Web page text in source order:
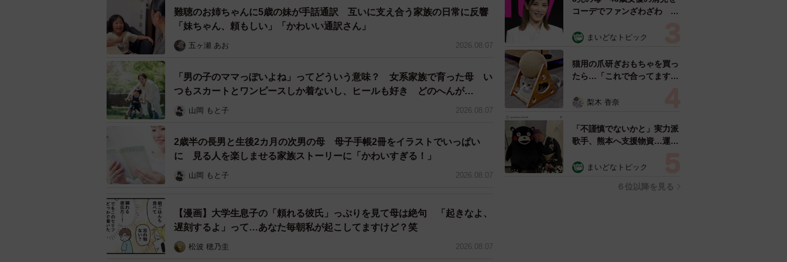
難聴のお姉ちゃんに5歳の妹が手話通訳 互いに支え合う家族の日常に反響
「妹ちゃん、頼もしい」「かわいい通訳さん」
五ヶ瀬 あお 2026.08.07
「男の子のママっぽいよね」ってどういう意味？ 女系家族で育った母 い
つもスカートとワンピースしか着ないし、ヒールも好き どのへんが…
山岡 もと子 2026.08.07
2歳半の長男と生後2カ月の次男の母 母子手帳2冊をイラストでいっぱい
に 見る人を楽しませる家族ストーリーに「かわいすぎる！」
山岡 もと子 2026.08.07
【漫画】大学生息子の「頼れる彼氏」っぷりを見て母は絶句 「起きなよ、
遅刻するよ」って…あなた毎朝私が起こしてますけど？笑
松波 穂乃圭 2026.08.07
コーデでファンざわざわ
見」「むっかしからずっと可
まいどなトピック
猫用の爪研ぎおもちゃを買っ
たら…「これで合ってます
響 「100点満点」「かわい
梨木 香奈
「不謹慎でないかと」実力派
歌手、熊本へ支援物資…運搬
めらい 「痛いほど伝わる」
まいどなトピック
６位以降を見る